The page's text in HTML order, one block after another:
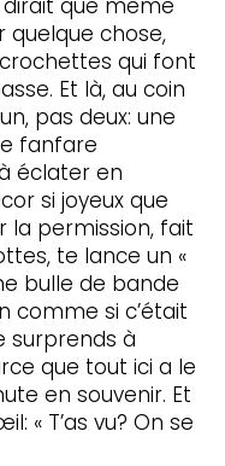
dirait que même
chose,
qui font
Et là, au coin
pas deux: une
fanfare
éclater en
si joyeux que
permission, fait
te lance un «
bulle de bande
comme si c’était
surprends à
que tout ici a le
en souvenir. Et
« T’as vu? On se